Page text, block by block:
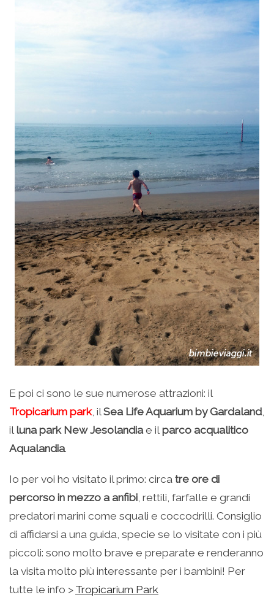
E poi ci sono le sue numerose attrazioni: il
Tropicarium park, il Sea Life Aquarium by Gardaland
il luna park New Jesolandiae il parco acqualitico
Aqualandia.
Io per voi ho visitato il primo: circa tre ore di
percorso in mezzo a anfibi , rettili, farfalle e grandi
predatori marini come squali e coccodrilli. Consiglio
di affidarsi a una guida, specie se lo visitate con i più
piccoli: sono molto brave e preparate e renderanno
la visita molto più interessante per i bambini! Per
tutte le info > Tropicarium Park